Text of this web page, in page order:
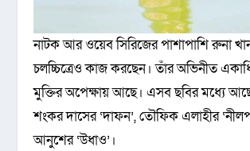
নাটক আর ওয়েব সিরিজের পাশাপাশি রুনা
চলচ্চিত্রেও কাজ করছেন। তাঁর অভিনীত
মুক্তির অপেক্ষায় আছে। এসব ছবির মধ্যে
শংকর দাসের ‘দাফন’, তৌফিক এলাহীর
আনুশের ‘উধাও’।